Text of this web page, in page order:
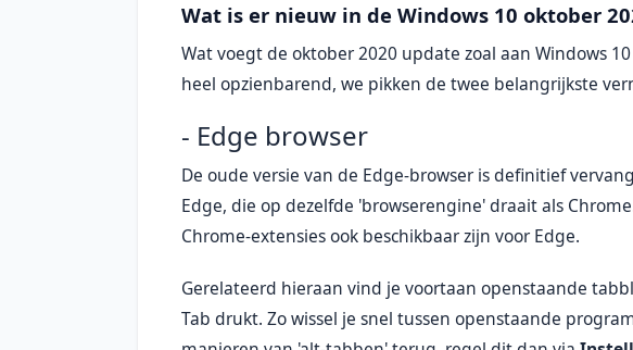
Wat is er nieuw in de Windows 10 oktober
Wat voegt de oktober 2020 update zoal aan Windows
heel opzienbarend, we pikken de twee belangrijkste
- Edge browser
De oude versie van de Edge-browser is definitief
Edge, die op dezelfde 'browserengine' draait als
Chrome-extensies ook beschikbaar zijn voor Edge.
Gerelateerd hieraan vind je voortaan openstaande
Tab drukt. Zo wissel je snel tussen openstaande